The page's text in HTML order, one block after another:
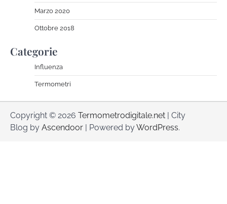
Marzo 2020
Ottobre 2018
Categorie
Influenza
Termometri
Copyright © 2026 Termometrodigitale.net | City
Blog by Ascendoor | Powered byWordPress.